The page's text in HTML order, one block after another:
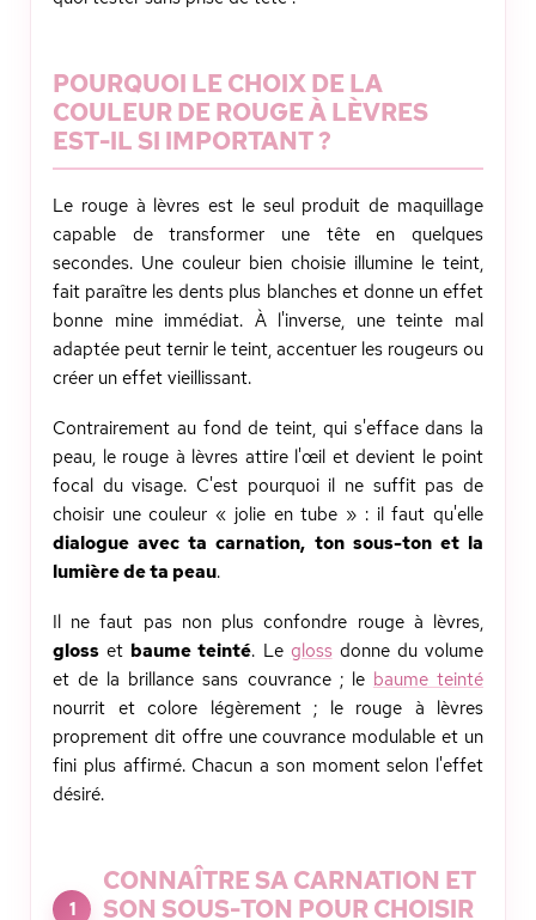
POURQUOI LE CHOIX DE LA
COULEUR DE ROUGE À LÈVRES
EST-IL SI IMPORTANT ?
Le rouge à lèvres est le seul produit de maquillage
capable de transformer une tête en quelques
secondes. Une couleur bien choisie illumine le teint,
fait paraître les dents plus blanches et donne un effet
bonne mine immédiat. À l'inverse, une teinte mal
adaptée peut ternir le teint, accentuer les rougeurs ou
créer un effet vieillissant.
Contrairement au fond de teint, qui s'efface dans la
peau, le rouge à lèvres attire l'œil et devient le point
focal du visage. C'est pourquoi il ne suffit pas de
choisir une couleur « jolie en tube » : il faut qu'elle
dialogue avec ta carnation, ton sous-ton et la
lumière de ta peau.
Il ne faut pas non plus confondre rouge à lèvres,
gloss et baume teinté. Le glossdonne du volume
et de la brillance sans couvrance ; le baume teinté
nourrit et colore légèrement ; le rouge à lèvres
proprement dit offre une couvrance modulable et un
fini plus affirmé. Chacun a son moment selon l'effet
désiré.
1
CONNAÎTRE SA CARNATION ET
SON SOUS-TON POUR CHOISIR